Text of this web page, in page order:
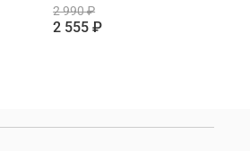
2 990 ₽
2 555 ₽